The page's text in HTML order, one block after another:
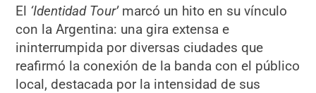
El ‘Identidad Tour’ marcó un hito en su vínculo
con la Argentina: una gira extensa e
ininterrumpida por diversas ciudades que
reafirmó la conexión de la banda con el público
local, destacada por la intensidad de sus